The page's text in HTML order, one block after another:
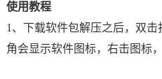
使用教程
1、下载软件包解压之后，双
角会显示软件图标，右击图标